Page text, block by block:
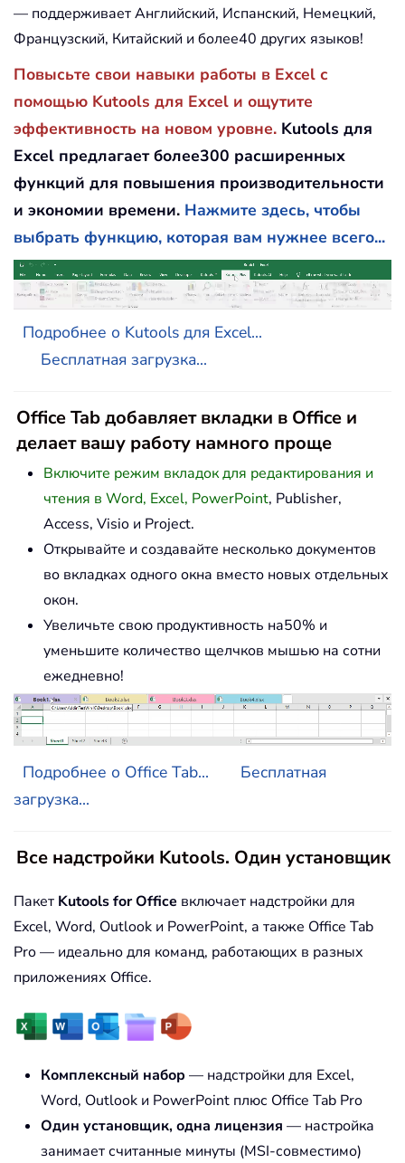
— поддерживает Английский, Испанский, Немецкий,
Французский, Китайский и более40 других языков!
Повысьте свои навыки работы в Excel с
помощью Kutools для Excel и ощутите
эффективность на новом уровне. Kutools для
Excel предлагает более300 расширенных
функций для повышения производительности
и экономии времени. Нажмите здесь, чтобы
выбрать функцию, которая вам нужнее всего...
Подробнее о Kutools для Excel...
Бесплатная загрузка...
Office Tab добавляет вкладки в Office и
делает вашу работу намного проще
Включите режим вкладок для редактирования и
чтения в Word, Excel, PowerPoint, Publisher,
Access, Visio и Project.
Открывайте и создавайте несколько документов
во вкладках одного окна вместо новых отдельных
окон.
Увеличьте свою продуктивность на50% и
уменьшите количество щелчков мышью на сотни
ежедневно!
Подробнее о Office Tab...
Бесплатная
загрузка...
Все надстройки Kutools. Один установщик
Пакет Kutools for Office включает надстройки для
Excel, Word, Outlook и PowerPoint, а также Office Tab
Pro — идеально для команд, работающих в разных
приложениях Office.
Комплексный набор — надстройки для Excel,
Word, Outlook и PowerPoint плюс Office Tab Pro
Один установщик, одна лицензия — настройка
занимает считанные минуты (MSI-совместимо)